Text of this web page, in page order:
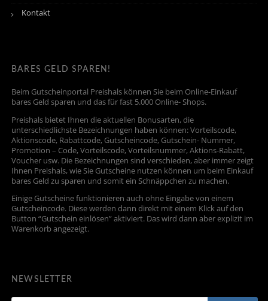
Kontakt
BARES GELD SPAREN!
Beim Gutscheinportal Preishals können Sie beim Online-Einkauf
bares Geld sparen und das für fast 5.000 Online- Shops.
Preishals bietet Ihnen die aktuellen Bonusarten, die
unterschiedlichste Bezeichnungen haben können: Vorteilscode,
Aktionscode, Rabattcode, Gutscheincode, Gutschein- Nummer,
Promotion – Code, Vorteilscode, Vorteilsnummer, Aktions-Rabatt,
Voucher usw. Die Bezeichnungen sind verschieden, aber immer zeigt
Ihnen Preishals, wie Sie Gutscheine nutzen können um beim Einkauf
bares Geld zu sparen und somit ein Schnäppchen zu machen.
Einige Gutscheine funktionieren auch ohne Eingabe von einem
Gutscheincode. Diese werden dann direkt mit einem Klick auf den
Button “Gutschein einlösen” aktiviert. Das wird dann aber explizit im
Warenkorb angezeigt.
NEWSLETTER